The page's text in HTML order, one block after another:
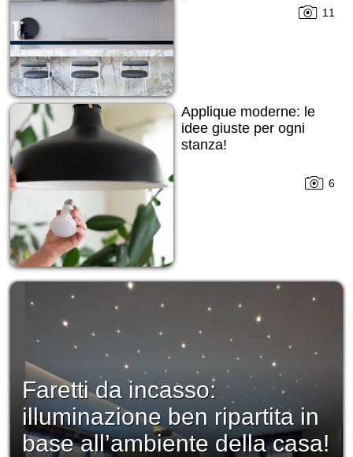
11
Applique moderne: le
idee giuste per ogni
stanza!
6
Faretti da incasso:
illuminazione ben ripartita in
base all’ambiente della casa!